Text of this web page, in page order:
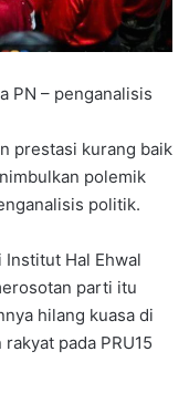
PN – penganalisis
prestasi kurang baik
polemik
politik.
Institut Hal Ehwal
parti itu
hilang kuasa di
pada PRU15